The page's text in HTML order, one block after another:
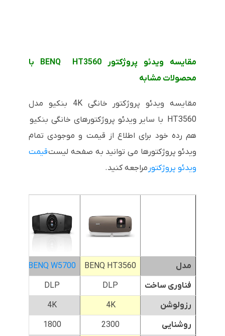
مقایسه ویدئو پروژکتور BENQ HT3560 با
محصولات مشابه
مقایسه ویدئو پروژکتور خانگی 4K بنکیو مدل
HT3560 با سایر ویدئو پروژکتورهای خانگی بنکیو
هم رده خود برای اطلاع از قیمت و موجودی تمام
ویدئو پروژکتورها می توانید به صفحه لیستقیمت
ویدئو پروژکتور مراجعه کنید.
مدل BENQ HT3560
BENQ W5700
فناوری ساخت
DLP
DLP
رزولوشن
4K
4K
روشنایی
2300
1800